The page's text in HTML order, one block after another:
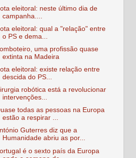
eleitoral: neste último dia de
campanha....
eleitoral: qual a "relação" entre
o PS e dema...
uma profissão quase
extinta na Madeira
eleitoral: existe relação entre
descida do PS...
robótica está a revolucionar
intervenções...
todas as pessoas na Europa
estão a respirar ...
Guterres diz que a
Humanidade abriu as por...
é o sexto país da Europa